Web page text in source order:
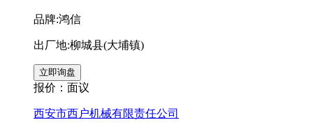
品牌:鸿信
出厂地:柳城县(大埔镇)
报价： 面议
西安市西户机械有限责任公司